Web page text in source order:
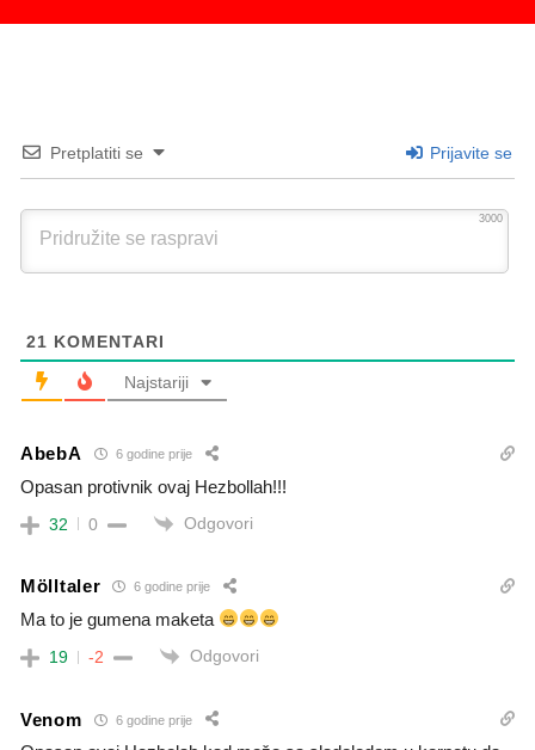
Pretplatiti se Prijavite se
3000
21 KOMENTARI
Najstariji
AbebA 6 godine prije
Opasan protivnik ovaj Hezbollah!!!
32 0 Odgovori
Mölltaler 6 godine prije
Ma to je gumena maketa
19 -2 Odgovori
Venom 6 godine prije